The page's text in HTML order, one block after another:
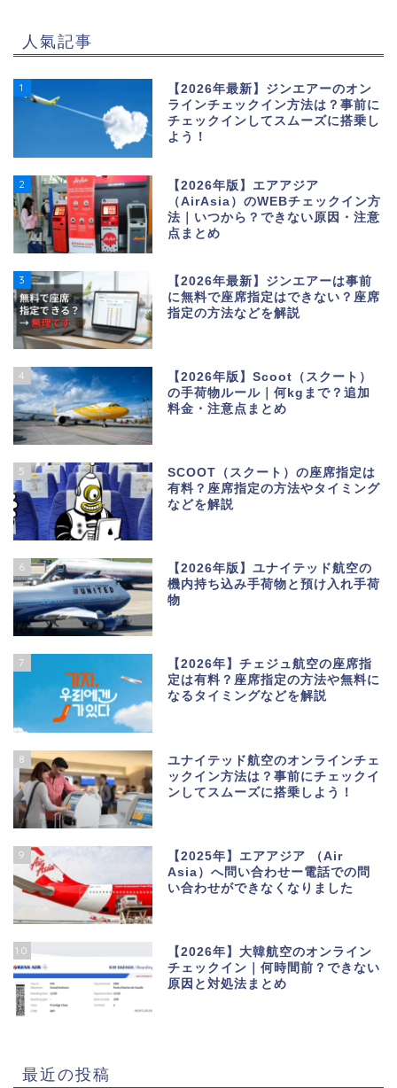
人氣記事
1
【2026年最新】ジンエアーのオン
ラインチェックイン方法は？事前に
チェックインしてスムーズに搭乗し
よう！
2
【2026年版】エアアジア
（AirAsia）のWEBチェックイン方
法｜いつから？できない原因・注意
点まとめ
3
【2026年最新】ジンエアーは事前
に無料で座席指定はできない？座席
指定の方法などを解説
4
【2026年版】Scoot（スクート）
の手荷物ルール｜何kgまで？追加
料金・注意点まとめ
5
SCOOT（スクート）の座席指定は
有料？座席指定の方法やタイミング
などを解説
6
【2026年版】ユナイテッド航空の
機内持ち込み手荷物と預け入れ手荷
物
7
【2026年】チェジュ航空の座席指
定は有料？座席指定の方法や無料に
なるタイミングなどを解説
8
ユナイテッド航空のオンラインチェ
ックイン方法は？事前にチェックイ
ンしてスムーズに搭乗しよう！
9
【2025年】エアアジア （Air
Asia）へ問い合わせー電話での問
い合わせができなくなりました
10
【2026年】大韓航空のオンライン
チェックイン｜何時間前？できない
原因と対処法まとめ
最近の投稿